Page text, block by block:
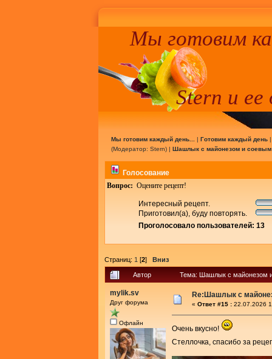
Мы готовим
Stern и ее
Мы готовим каждый день... | Готовим каждый день
(Модератор: Stern) | Шашлык с майонезом и соевым
Голосование
Вопрос: Оцените рецепт!
Интересный рецепт.
Приготовил(а), буду повторять.
Проголосовало пользователей: 13
Страниц: 1 [2] Вниз
Автор Тема: Шашлык с майонезом
mylik.sv
Друг форума
Офлайн
Re:Шашлык с
« Ответ #15 : 22.07.2026
Очень вкусно!
Стеллочка, спасибо за